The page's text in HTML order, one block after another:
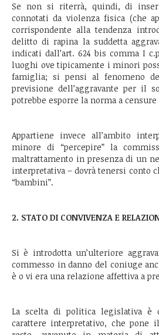
Se non si riterrà, quindi, di
connotati da violenza fisica (che
corrispondente alla tendenza
delitto di rapina la suddetta
indicati dall’art. 624 bis comma I
luoghi ove tipicamente i minori
famiglia; si pensi al fenomeno
previsione dell’aggravante per il
potrebbe esporre la norma a
Appartiene invece all’ambito
minore di “percepire” la
maltrattamento in presenza di un
interpretativa – dovrà tenersi conto
“bambini”.
2. STATO DI CONVIVENZA E
Si è introdotta un’ulteriore
commesso in danno del coniuge
è o vi era una relazione affettiva a
La scelta di politica legislativa è
carattere interpretativo, che pone